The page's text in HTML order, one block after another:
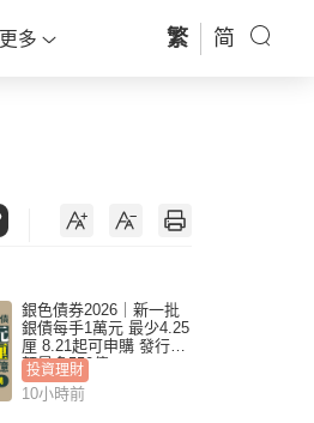
更多 繁 简
銀色債券2026｜新一批
銀債每手1萬元 最少4.25
厘 8.21起可申購 發行金
額最多550億
投資理財
10小時前